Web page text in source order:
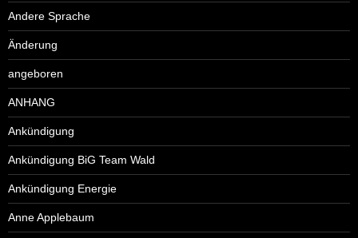
Andere Sprache
Änderung
angeboren
ANHANG
Ankündigung
Ankündigung BiG Team Wald
Ankündigung Energie
Anne Applebaum